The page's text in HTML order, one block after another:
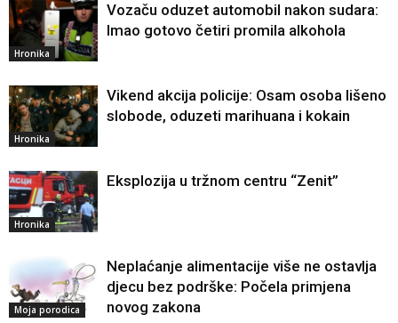
Hronika
Vozaču oduzet automobil nakon sudara:
Imao gotovo četiri promila alkohola
Hronika
Vikend akcija policije: Osam osoba lišeno
slobode, oduzeti marihuana i kokain
Hronika
Eksplozija u tržnom centru “Zenit”
Moja porodica
Neplaćanje alimentacije više ne ostavlja
djecu bez podrške: Počela primjena
novog zakona